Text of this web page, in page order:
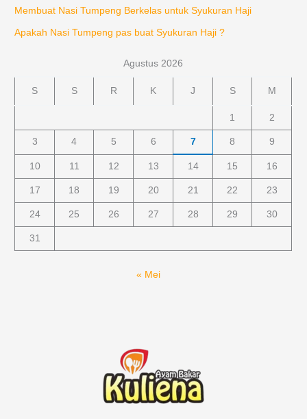
Membuat Nasi Tumpeng Berkelas untuk Syukuran Haji
Apakah Nasi Tumpeng pas buat Syukuran Haji ?
Agustus 2026
S S R K J S M
1 2
3 4 5 6 7 8 9
10 11 12 13 14 15 16
17 18 19 20 21 22 23
24 25 26 27 28 29 30
31
« Mei